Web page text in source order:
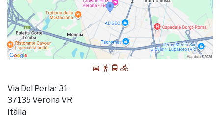
Via Del Perlar 31
37135 Verona VR
Itália